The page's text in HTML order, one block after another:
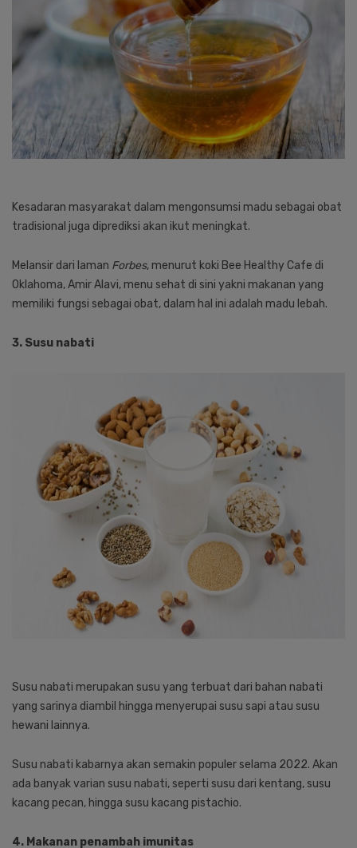
Kesadaran masyarakat dalam mengonsumsi madu sebagai obat
tradisional juga diprediksi akan ikut meningkat.
Melansir dari laman Forbes, menurut koki Bee Healthy Cafe di
Oklahoma, Amir Alavi, menu sehat di sini yakni makanan yang
memiliki fungsi sebagai obat, dalam hal ini adalah madu lebah.
3. Susu nabati
Susu nabati merupakan susu yang terbuat dari bahan nabati
yang sarinya diambil hingga menyerupai susu sapi atau susu
hewani lainnya.
Susu nabati kabarnya akan semakin populer selama 2022. Akan
ada banyak varian susu nabati, seperti susu dari kentang, susu
kacang pecan, hingga susu kacang pistachio.
4. Makanan penambah imunitas